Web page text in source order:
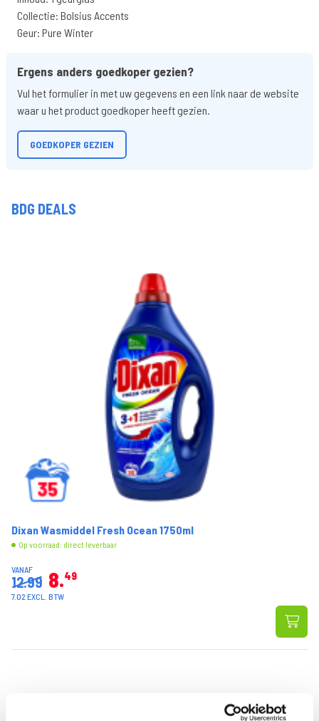
Collectie: Bolsius Accents
Geur: Pure Winter
Ergens anders goedkoper gezien?
Vul het formulier in met uw gegevens en een link naar de website
waar u het product goedkoper heeft gezien.
GOEDKOPER GEZIEN
BDG DEALS
Dixan Wasmiddel Fresh Ocean 1750ml
Op voorraad: direct leverbaar
VANAF
12.99 8 49
7.02 EXCL. BTW